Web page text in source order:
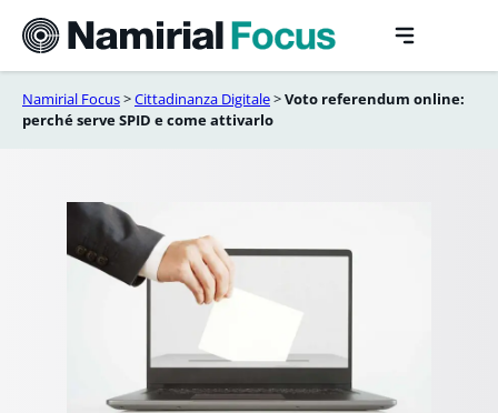
contenuto
Namirial Focus>Cittadinanza Digitale>Voto referendum online:
perché serve SPID e come attivarlo